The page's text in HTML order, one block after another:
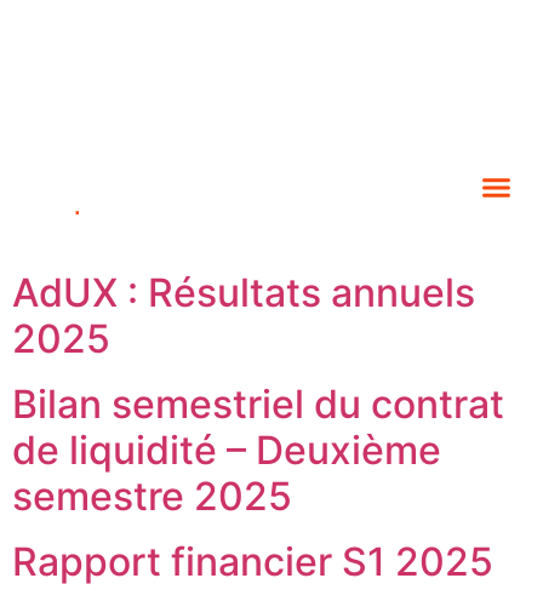
AdUX : Résultats annuels
2025
Bilan semestriel du contrat
de liquidité – Deuxième
semestre 2025
Rapport financier S1 2025